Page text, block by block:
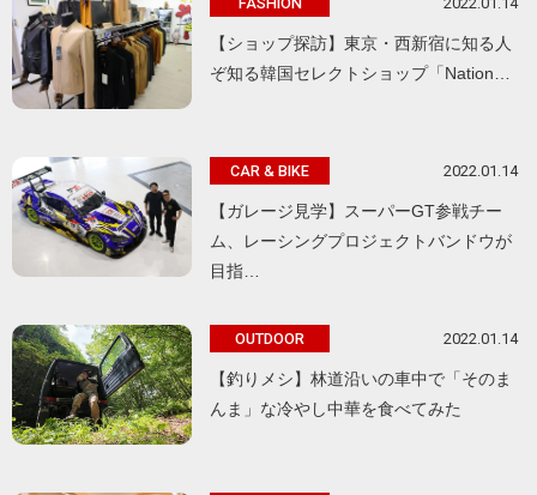
【ショップ探訪】東京・西新宿に知る人
ぞ知る韓国セレクトショップ「Nation…
CAR & BIKE 2022.01.14
【ガレージ見学】スーパーGT参戦チー
ム、レーシングプロジェクトバンドウが
目指…
OUTDOOR 2022.01.14
【釣りメシ】林道沿いの車中で「そのま
んま」な冷やし中華を食べてみた